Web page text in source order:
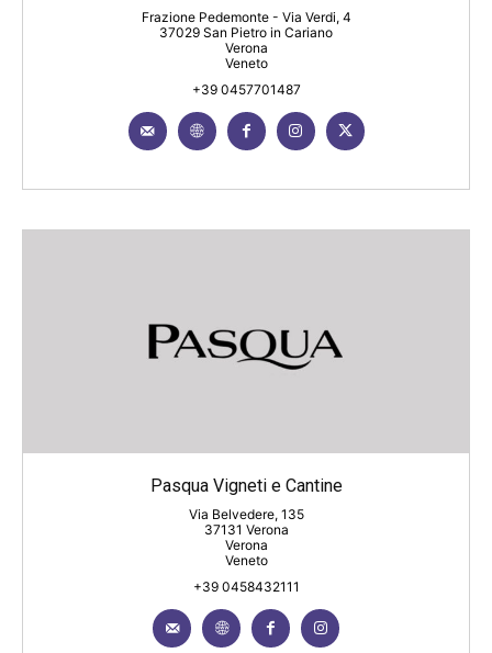
Frazione Pedemonte - Via Verdi, 4
37029 San Pietro in Cariano
Verona
Veneto
+39 0457701487
Pasqua Vigneti e Cantine
Via Belvedere, 135
37131 Verona
Verona
Veneto
+39 0458432111